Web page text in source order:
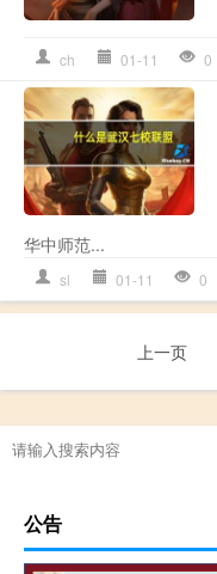
ch 01-11 0
华中师范...
sl 01-11 0
上一页
公告